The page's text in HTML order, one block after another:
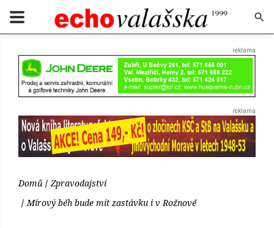
Domů
Zpravodajství
Mírový běh bude mít zastávku i v Rožnově